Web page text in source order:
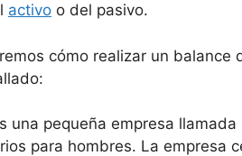
activo o del pasivo.
cómo realizar un balance
una pequeña empresa
para hombres. La empresa